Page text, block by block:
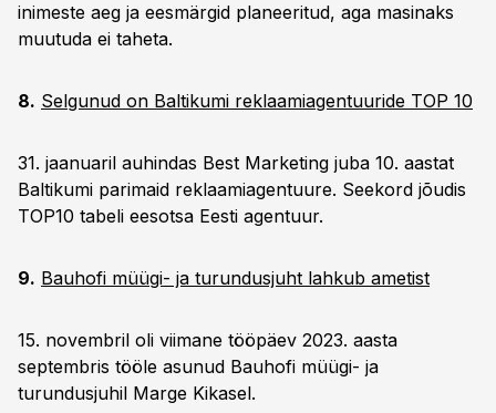
inimeste aeg ja eesmärgid planeeritud, aga masinaks
muutuda ei taheta.
8. Selgunud on Baltikumi reklaamiagentuuride TOP 10
31. jaanuaril auhindas Best Marketing juba 10. aastat
Baltikumi parimaid reklaamiagentuure. Seekord jõudis
TOP10 tabeli eesotsa Eesti agentuur.
9. Bauhofi müügi- ja turundusjuht lahkub ametist
15. novembril oli viimane tööpäev 2023. aasta
septembris tööle asunud Bauhofi müügi- ja
turundusjuhil Marge Kikasel.